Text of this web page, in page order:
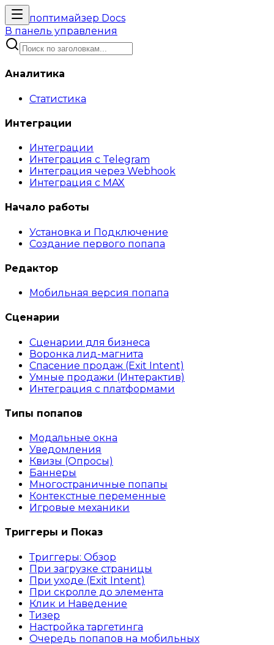
поптимайзер Docs
В панель управления
Аналитика
Статистика
Интеграции
Интеграции
Интеграция с Telegram
Интеграция через Webhook
Интеграция с MAX
Начало работы
Установка и Подключение
Создание первого попапа
Редактор
Мобильная версия попапа
Сценарии
Сценарии для бизнеса
Воронка лид-магнита
Спасение продаж (Exit Intent)
Умные продажи (Интерактив)
Интеграция с платформами
Типы попапов
Модальные окна
Уведомления
Квизы (Опросы)
Баннеры
Многостраничные попапы
Контекстные переменные
Игровые механики
Триггеры и Показ
Триггеры: Обзор
При загрузке страницы
При уходе (Exit Intent)
При скролле до элемента
Клик и Наведение
Тизер
Настройка таргетинга
Очередь попапов на мобильных